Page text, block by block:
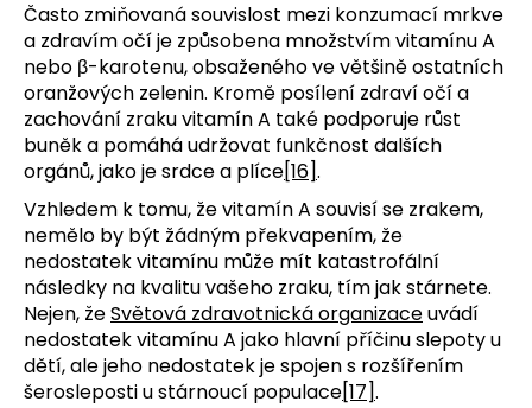
Často zmiňovaná souvislost mezi konzumací mrkve
a zdravím očí je způsobena množstvím vitamínu A
nebo β-karotenu, obsaženého ve většině ostatních
oranžových zelenin. Kromě posílení zdraví očí a
zachování zraku vitamín A také podporuje růst
buněk a pomáhá udržovat funkčnost dalších
orgánů, jako je srdce a plíce[16].
Vzhledem k tomu, že vitamín A souvisí se zrakem,
nemělo by být žádným překvapením, že
nedostatek vitamínu může mít katastrofální
následky na kvalitu vašeho zraku, tím jak stárnete.
Nejen, žeSvětová zdravotnická organizaceuvádí
nedostatek vitamínu A jako hlavní příčinu slepoty u
dětí, ale jeho nedostatek je spojen s rozšířením
šerosleposti u stárnoucí populace[17].